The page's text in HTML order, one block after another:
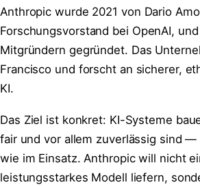
Anthropic wurde 2021 von Dario
Forschungsvorstand bei OpenAI,
Mitgründern gegründet. Das
Francisco und forscht an sicherer,
KI.
Das Ziel ist konkret: KI-Systeme
fair und vor allem zuverlässig sind
wie im Einsatz. Anthropic will nicht
leistungsstarkes Modell liefern,